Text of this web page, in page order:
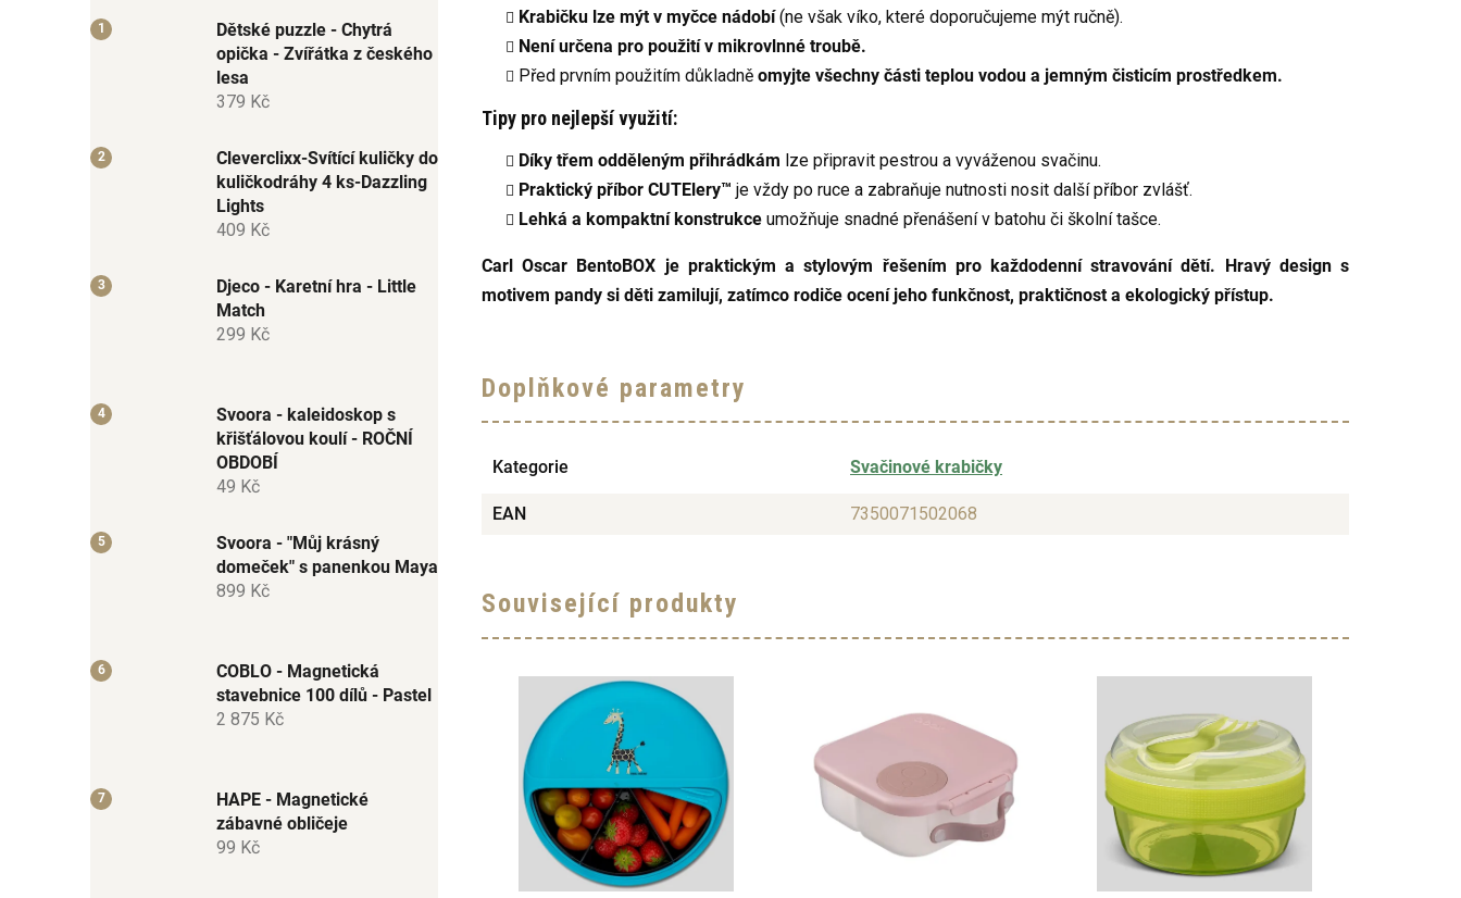
Dětské puzzle - Chytrá
opička - Zvířátka z českého
lesa
379 Kč
Cleverclixx-Svítící kuličky do
kuličkodráhy 4 ks-Dazzling
Lights
409 Kč
Djeco - Karetní hra - Little
Match
299 Kč
Svoora - kaleidoskop s
křišťálovou koulí - ROČNÍ
OBDOBÍ
49 Kč
Svoora - "Můj krásný
domeček" s panenkou Maya
899 Kč
COBLO - Magnetická
stavebnice 100 dílů - Pastel
2 875 Kč
HAPE - Magnetické
zábavné obličeje
99 Kč
Krabičku lze mýt v myčce nádobí(ne však víko, které doporučujeme mýt ručně).
Není určena pro použití v mikrovlnné troubě.
Před prvním použitím důkladně omyjte všechny části teplou vodou a jemným čisticím prostředkem.
Tipy pro nejlepší využití:
Díky třem odděleným přihrádkám lze připravit pestrou a vyváženou svačinu.
Praktický příbor CUTElery™ je vždy po ruce a zabraňuje nutnosti nosit další příbor zvlášť.
Lehká a kompaktní konstrukce umožňuje snadné přenášení v batohu či školní tašce.
Carl Oscar BentoBOX je praktickým a stylovým řešením pro každodenní stravování dětí. Hravý design s
motivem pandy si děti zamilují, zatímco rodiče ocení jeho funkčnost, praktičnost a ekologický přístup.
Doplňkové parametry
Kategorie Svačinové krabičky
EAN 7350071502068
Související produkty